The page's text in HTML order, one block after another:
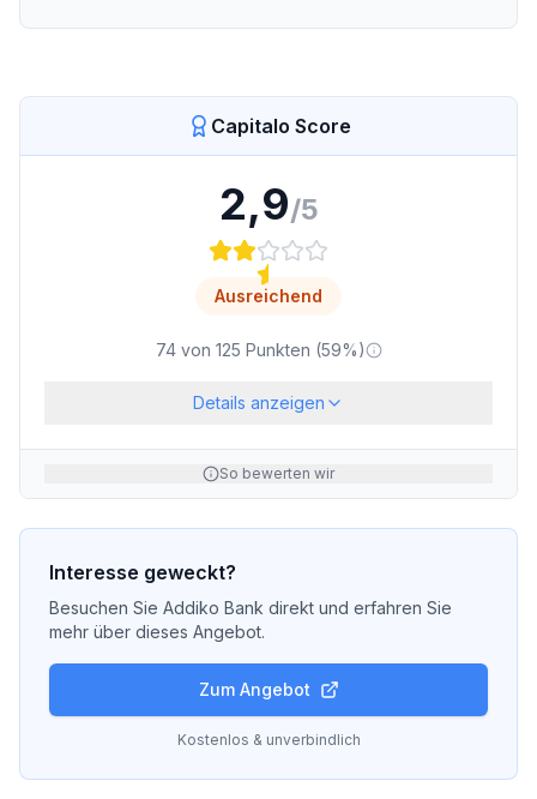
Capitalo Score
2,9/5
Ausreichend
74von 125 Punkten (59%)
Details anzeigen
So bewerten wir
Interesse geweckt?
Besuchen Sie Addiko Bank direkt und erfahren Sie
mehr über dieses Angebot.
Zum Angebot
Kostenlos & unverbindlich